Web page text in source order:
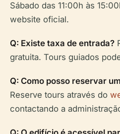
Sábado das 11:00h às
website oficial.
Q: Existe taxa de entrada?
gratuita. Tours guiados
Q: Como posso reservar
Reserve tours através do
contactando a